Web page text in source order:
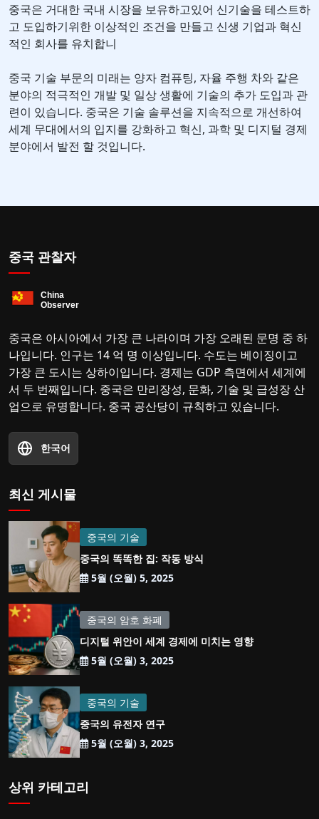
중국은 거대한 국내 시장을 보유하고있어 신기술을 테스트하
고 도입하기위한 이상적인 조건을 만들고 신생 기업과 혁신
적인 회사를 유치합니
중국 기술 부문의 미래는 양자 컴퓨팅, 자율 주행 차와 같은
분야의 적극적인 개발 및 일상 생활에 기술의 추가 도입과 관
련이 있습니다. 중국은 기술 솔루션을 지속적으로 개선하여
세계 무대에서의 입지를 강화하고 혁신, 과학 및 디지털 경제
분야에서 발전 할 것입니다.
중국 관찰자
중국은 아시아에서 가장 큰 나라이며 가장 오래된 문명 중 하
나입니다. 인구는 14 억 명 이상입니다. 수도는 베이징이고
가장 큰 도시는 상하이입니다. 경제는 GDP 측면에서 세계에
서 두 번째입니다. 중국은 만리장성, 문화, 기술 및 급성장 산
업으로 유명합니다. 중국 공산당이 규칙하고 있습니다.
한국어
최신 게시물
중국의 기술
중국의 똑똑한 집: 작동 방식
5월 (오월) 5, 2025
중국의 암호 화폐
디지털 위안이 세계 경제에 미치는 영향
5월 (오월) 3, 2025
중국의 기술
중국의 유전자 연구
5월 (오월) 3, 2025
상위 카테고리